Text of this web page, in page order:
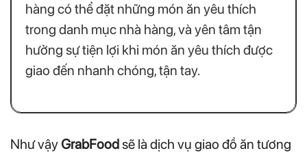
hàng có thể đặt những món ăn yêu thích
trong danh mục nhà hàng, và yên tâm tận
hưởng sự tiện lợi khi món ăn yêu thích được
giao đến nhanh chóng, tận tay.
Như vậyGrabFoodsẽ là dịch vụ giao đồ ăn tương